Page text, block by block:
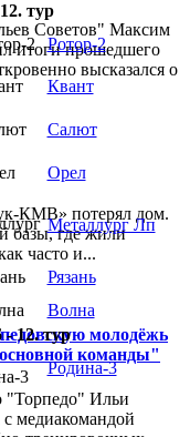
Советов" Максим
итоги прошедшего
высказался о
КМВ» потерял дом.
базы, где жили
часто и...
молодёжь
команды"
"Торпедо" Ильи
с медиакомандой
тур
Ротор-2
Квант
Салют
Орел
Металлург Лп
Рязань
Волна
- 12. тур
Родина-3